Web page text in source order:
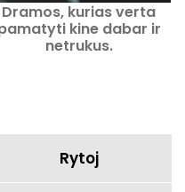
Dramos, kurias verta
kine dabar ir
netrukus.
Rytoj